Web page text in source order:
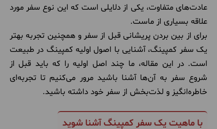
عادت‌های متفاوت، یکی از دلایلی است که این نوع سفر مورد
علاقه بسیاری از ماست.
برای از بین بردن پریشانی قبل از سفر و همچنین تجربه بهتر
یک سفر کمپینگ، آشنایی با اصول اولیه کمپینگ در طبیعت
است. در این مقاله، ما چند اصل اولیه را که باید قبل از
شروع سفر به آن‌ها آشنا باشید مرور می‌کنیم تا تجربه‌ای
خاطره‌انگیز و لذت‌بخش از سفر خود داشته باشید.
با ماهیت یک سفر کمپینگ آشنا شوید